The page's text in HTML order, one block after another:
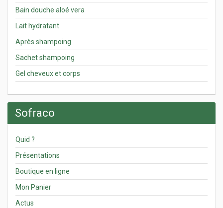
Bain douche aloé vera
Lait hydratant
Après shampoing
Sachet shampoing
Gel cheveux et corps
Sofraco
Quid ?
Présentations
Boutique en ligne
Mon Panier
Actus